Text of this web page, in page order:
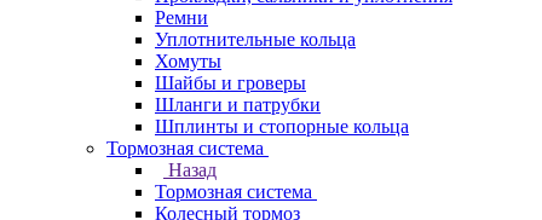
Ремни
Уплотнительные кольца
Хомуты
Шайбы и гроверы
Шланги и патрубки
Шплинты и стопорные кольца
Тормозная система
Назад
Тормозная система
Колесный тормоз